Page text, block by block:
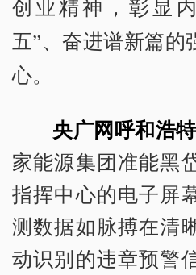
创业精神，彰显
五”、奋进谱新篇的
心。
央广网呼和浩
家能源集团准能黑
指挥中心的电子屏
测数据如脉搏在清
动识别的违章预警